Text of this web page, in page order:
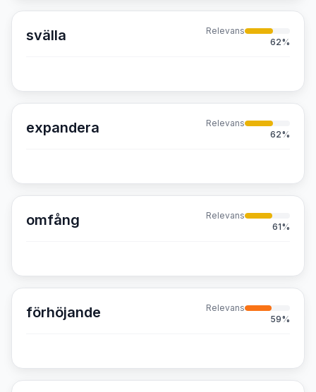
svälla
Relevans
62%
expandera
Relevans
62%
omfång
Relevans
61%
förhöjande
Relevans
59%